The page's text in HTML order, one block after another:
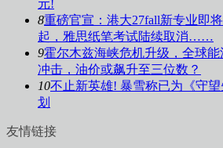
元!
8重磅官宣：港大27fall新专业即
起，雅思纸笔考试陆续取消……
9霍尔木兹海峡危机升级，全球能
冲击，油价或飙升至三位数？
10不止新英雄! 暴雪称已为《守
划
友情链接